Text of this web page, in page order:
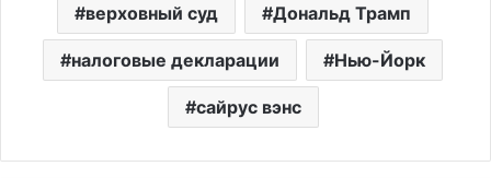
верховный суд Дональд Трамп
налоговые декларации Нью-Йорк
сайрус вэнс